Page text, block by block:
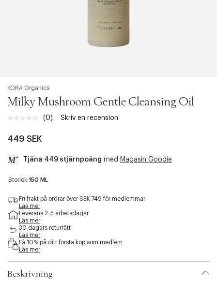
KORA Organics
Milky Mushroom Gentle Cleansing Oil
Inget
sida.
(0) Skriv en recension
449 SEK
Tjäna 449 stjärnpoäng med Magasin Goodie
a
c
s
b
i
t
Storlek:150 ML
Fri frakt på ordrar över SEK 749 för medlemmar
Läs mer
Leverans 2-5 arbetsdagar
Läs mer
30 dagars returrätt
Läs mer
Få 10% på ditt första köp som medlem
Läs mer
Beskrivning